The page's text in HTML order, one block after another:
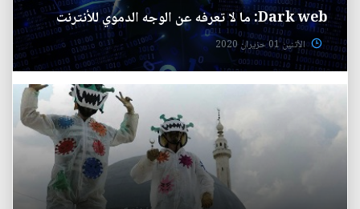
Dark web: ما لا تعرفه عن الوجه الدموي للأنترنت
الأثنين 01 حزيران 2020